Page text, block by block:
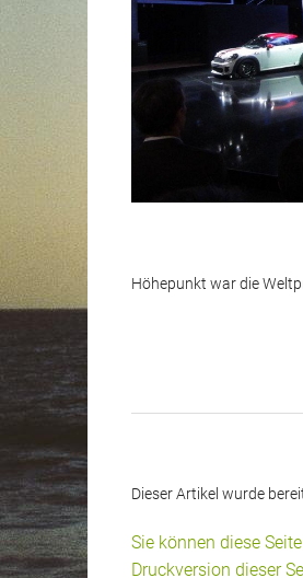
Höhepunkt war die
Dieser Artikel wurde
Sie können diese
Druckversion dieser